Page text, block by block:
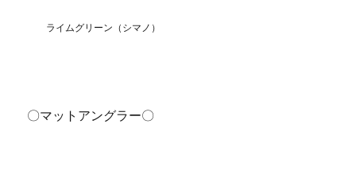
ライムグリーン（シマノ）
〇マットアングラー〇